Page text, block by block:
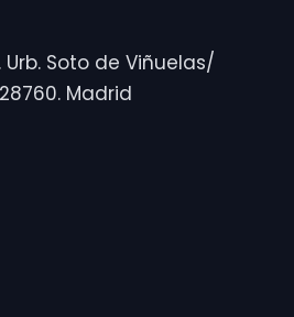
Urb. Soto de Viñuelas/
Madrid